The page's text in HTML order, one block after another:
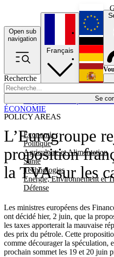
Open sub
navigation
Recherche
Se
POLICY AREAS
Economie
Politique
Agriculture et Alimentation
Santé
Technologies
Energie, Environnement et
Défense
Français
L’Eurogroupe
proposition
la TVA sur les
Les ministres européens des
ont décidé hier, 2 juin, que la
les taxes apporterait la mauvaise
des prix du pétrole. Cette
comme décourager la spéculation,
prochain sommet les 19 et 20 juin
ÉCONOMIE